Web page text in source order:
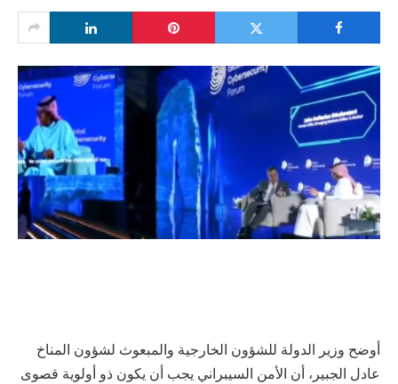
أوضح وزير الدولة للشؤون الخارجية والمبعوث لشؤون المناخ
عادل الجبير، أن الأمن السيبراني يجب أن يكون ذو أولوية قصوى